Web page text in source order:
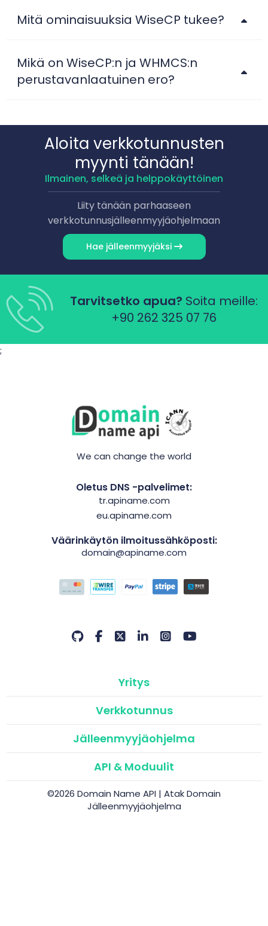
Mitä ominaisuuksia WiseCP tukee?
Mikä on WiseCP:n ja WHMCS:n
perustavanlaatuinen ero?
Aloita verkkotunnusten
myynti tänään!
Ilmainen, selkeä ja helppokäyttöinen
Liity tänään parhaaseen
verkkotunnusjälleenmyyjäohjelmaan
Hae jälleenmyyjäksi
Tarvitsetko apua? Soita meille:
+90 262 325 07 76
;
We can change the world
Oletus DNS -palvelimet:
tr.apiname.com
eu.apiname.com
Väärinkäytön ilmoitussähköposti:
domain@apiname.com
Yritys
Verkkotunnus
Jälleenmyyjäohjelma
API & Moduulit
©2026 Domain Name API | Atak Domain
Jälleenmyyjäohjelma